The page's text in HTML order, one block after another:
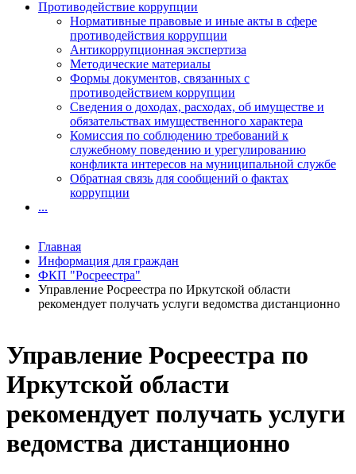
Управление Росреестра по
Иркутской области
рекомендует получать услуги
ведомства дистанционно
Противодействие коррупции
Нормативные правовые и иные акты в сфере
противодействия коррупции
Антикоррупционная экспертиза
Методические материалы
Формы документов, связанных с
противодействием коррупции
Сведения о доходах, расходах, об имуществе и
обязательствах имущественного характера
Комиссия по соблюдению требований к
служебному поведению и урегулированию
конфликта интересов на муниципальной службе
Обратная связь для сообщений о фактах
коррупции
...
Главная
Информация для граждан
ФКП "Росреестра"
Управление Росреестра по Иркутской области
рекомендует получать услуги ведомства дистанционно